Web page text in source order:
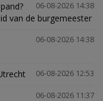
06-08-2026 14:38
van de burgemeester
06-08-2026 14:38
06-08-2026 12:53
06-08-2026 11:37